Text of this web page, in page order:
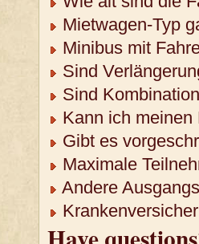
Mietwagen-Typ
Minibus mit
Sind
Sind
Kann ich meinen
Gibt es
Maximale
Andere